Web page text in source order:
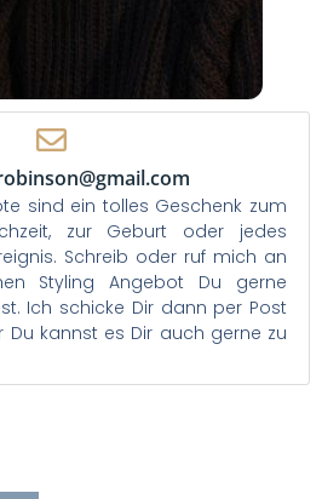
sind ein tolles Geschenk zum
zur Geburt oder jedes
Schreib oder ruf mich an
Styling Angebot Du gerne
Ich schicke Dir dann per Post
Du kannst es Dir auch gerne zu